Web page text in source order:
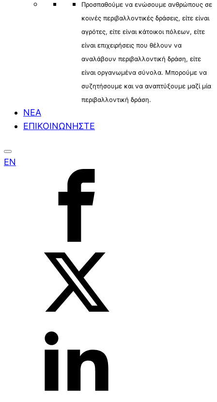
Προσπαθούμε να ενώσουμε ανθρώπους σε
κοινές περιβαλλοντικές δράσεις, είτε είναι
αγρότες, είτε είναι κάτοικοι πόλεων, είτε
είναι επιχειρήσεις που θέλουν να
αναλάβουν περιβαλλοντική δράση, είτε
είναι οργανωμένα σύνολα. Μπορούμε να
συζητήσουμε και να αναπτύξουμε μαζί μία
περιβαλλοντική δράση.
ΝΕΑ
ΕΠΙΚΟΙΝΩΝΗΣΤΕ
EN